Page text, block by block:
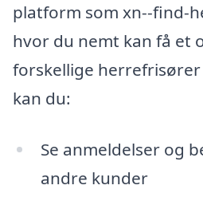
platform som xn--find-
hvor du nemt kan få et
forskellige
kan du:
Se anmeldelser og
andre kunder